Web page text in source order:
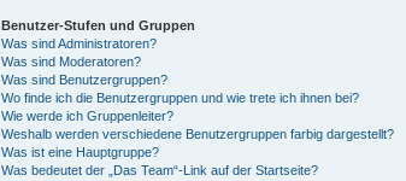
Benutzer-Stufen und Gruppen
Was sind Administratoren?
Was sind Moderatoren?
Was sind Benutzergruppen?
Wo finde ich die Benutzergruppen und wie trete ich ihnen bei?
Wie werde ich Gruppenleiter?
Weshalb werden verschiedene Benutzergruppen farbig dargestellt?
Was ist eine Hauptgruppe?
Was bedeutet der „Das Team“-Link auf der Startseite?